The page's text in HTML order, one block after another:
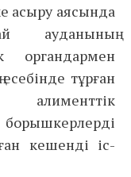
асыру аясында
ауданының
органдармен
тұрған
кешенді іс-